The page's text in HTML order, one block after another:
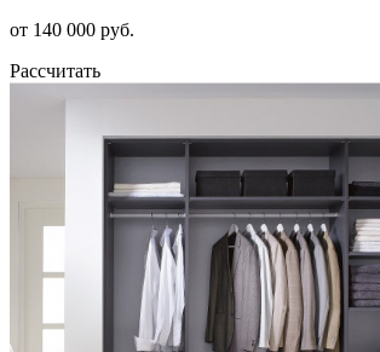
от 140 000 руб.
Рассчитать